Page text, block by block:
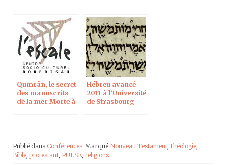
Qumrân, le secret
des manuscrits
de la mer Morte à
Hébreu avancé
2011 à l’Université
de Strasbourg
Publié dans Conférences Marqué Nouveau Testament théologie
Bible protestant PULSE religions